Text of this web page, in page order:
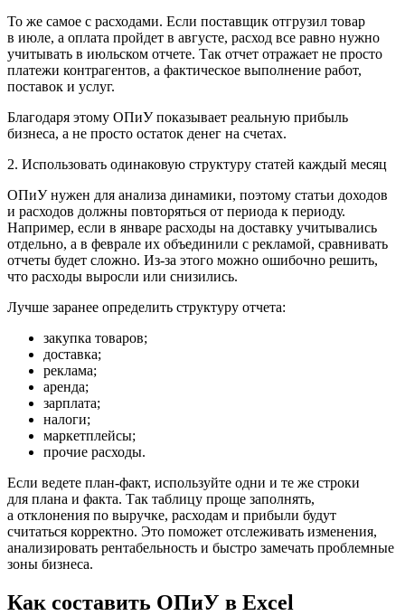
То же самое с расходами. Если поставщик отгрузил товар
в июле, а оплата пройдет в августе, расход все равно нужно
учитывать в июльском отчете. Так отчет отражает не просто
платежи контрагентов, а фактическое выполнение работ,
поставок и услуг.
Благодаря этому ОПиУ показывает реальную прибыль
бизнеса, а не просто остаток денег на счетах.
2. Использовать одинаковую структуру статей каждый месяц
ОПиУ нужен для анализа динамики, поэтому статьи доходов
и расходов должны повторяться от периода к периоду.
Например, если в январе расходы на доставку учитывались
отдельно, а в феврале их объединили с рекламой, сравнивать
отчеты будет сложно. Из-за этого можно ошибочно решить,
что расходы выросли или снизились.
Лучше заранее определить структуру отчета:
закупка товаров;
доставка;
реклама;
аренда;
зарплата;
налоги;
маркетплейсы;
прочие расходы.
Если ведете план-факт, используйте одни и те же строки
для плана и факта. Так таблицу проще заполнять,
а отклонения по выручке, расходам и прибыли будут
считаться корректно. Это поможет отслеживать изменения,
анализировать рентабельность и быстро замечать проблемные
зоны бизнеса.
Как составить ОПиУ в Excel